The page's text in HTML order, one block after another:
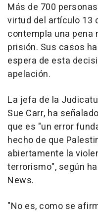
Más de 700
virtud del artículo 13
contempla una pena
prisión. Sus casos
espera de esta
apelación.
La jefa de la
Sue Carr, ha
que es "un error
hecho de que
abiertamente la
terrorismo", según
News.
"No es, como se